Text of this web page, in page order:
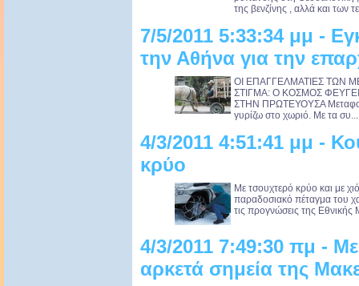
της βενζίνης , αλλά και των
7/5/2011 5:33:34 μμ -
την Αθήνα για την
ΟΙ ΕΠΑΓΓΕΛΜΑΤΙΕΣ ΤΩΝ
ΣΤΙΓΜΑ: Ο ΚΟΣΜΟΣ
ΣΤΗΝ ΠΡΩΤΕΥΟΥΣΑ
γυρίζω στο χωριό. Με τα συ...
4/3/2011 4:51:41 μμ -
κρύο
Με τσουχτερό κρύο και με
παραδοσιακό πέταγμα του
τις προγνώσεις της
4/3/2011 7:49:30 πμ -
αρκετά σημεία της